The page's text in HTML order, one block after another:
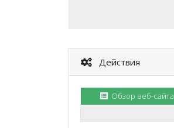
Действия
Обзор веб-сайта